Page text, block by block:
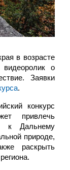
в возрасте
о
Заявки
.
конкурс
привлечь
к Дальнему
природе,
раскрыть